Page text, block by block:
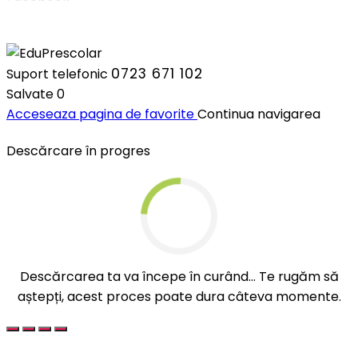
Suport telefonic 0723 671 102
Salvate0
Acceseaza pagina de favoriteContinua navigarea
Descărcare în progres
Descărcarea ta va începe în curând... Te rugăm să
aștepți, acest proces poate dura câteva momente.